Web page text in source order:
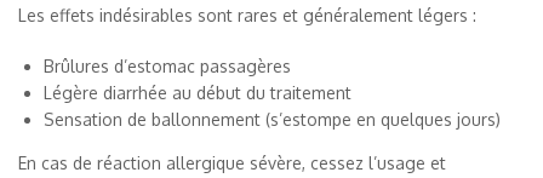
Les effets indésirables sont rares et généralement légers :
Brûlures d’estomac passagères
Légère diarrhée au début du traitement
Sensation de ballonnement (s’estompe en quelques jours)
En cas de réaction allergique sévère, cessez l’usage et